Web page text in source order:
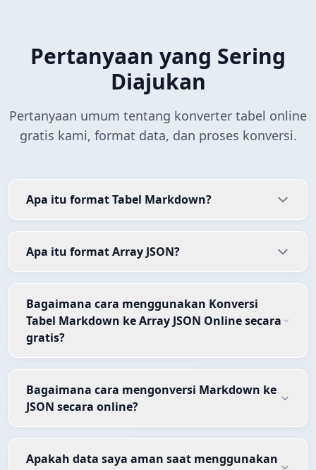
Pertanyaan yang Sering
Diajukan
Pertanyaan umum tentang konverter tabel online
gratis kami, format data, dan proses konversi.
Apa itu format Tabel Markdown?
Apa itu format Array JSON?
Bagaimana cara menggunakan Konversi
Tabel Markdown ke Array JSON Online secara
gratis?
Bagaimana cara mengonversi Markdown ke
JSON secara online?
Apakah data saya aman saat menggunakan